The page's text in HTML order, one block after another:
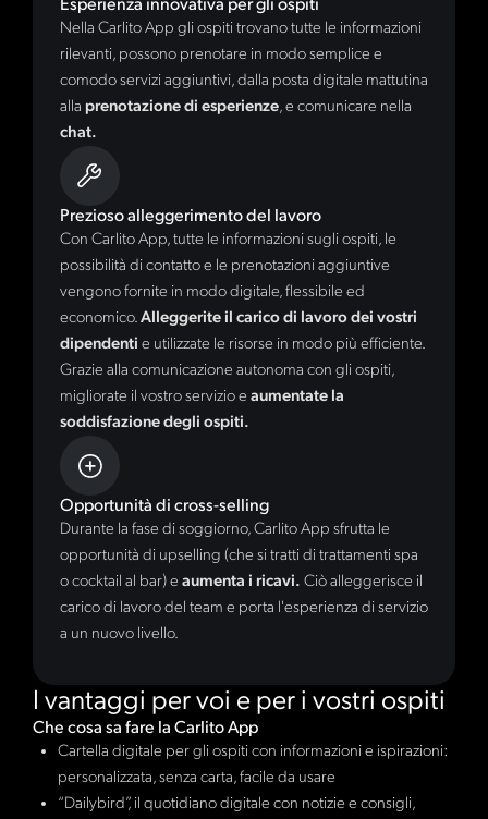
Esperienza innovativa per gli ospiti
Nella Carlito App gli ospiti trovano tutte le informazioni
rilevanti, possono prenotare in modo semplice e
comodo servizi aggiuntivi, dalla posta digitale mattutina
alla prenotazione di esperienze, e comunicare nella
chat.
Prezioso alleggerimento del lavoro
Con Carlito App, tutte le informazioni sugli ospiti, le
possibilità di contatto e le prenotazioni aggiuntive
vengono fornite in modo digitale, flessibile ed
economico.Alleggerite il carico di lavoro dei vostri
dipendenti e utilizzate le risorse in modo più efficiente.
Grazie alla comunicazione autonoma con gli ospiti,
migliorate il vostro servizio e aumentate la
soddisfazione degli ospiti.
Opportunità di cross-selling
Durante la fase di soggiorno, Carlito App sfrutta le
opportunità di upselling (che si tratti di trattamenti spa
o cocktail al bar) e aumenta i ricavi. Ciò alleggerisce il
carico di lavoro del team e porta l'esperienza di servizio
a un nuovo livello.
I vantaggi per voi e per i vostri ospiti
Che cosa sa fare la Carlito App
Cartella digitale per gli ospiti con informazioni e ispirazioni:
personalizzata, senza carta, facile da usare
“Dailybird”, il quotidiano digitale con notizie e consigli,